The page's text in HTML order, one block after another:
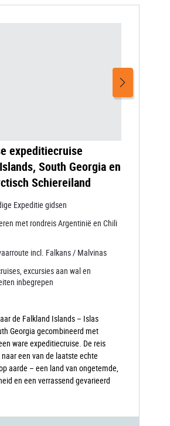
expeditiecruise
South Georgia en
Schiereiland
Expeditie gidsen
met rondreis Argentinië en Chili
incl. Falkans / Malvinas
excursies aan wal en
inbegrepen
de Falkland Islands – Islas
Georgia gecombineerd met
ware expeditiecruise. De reis
een van de laatste echte
aarde – een land van ongetemde,
en een verrassend gevarieerd